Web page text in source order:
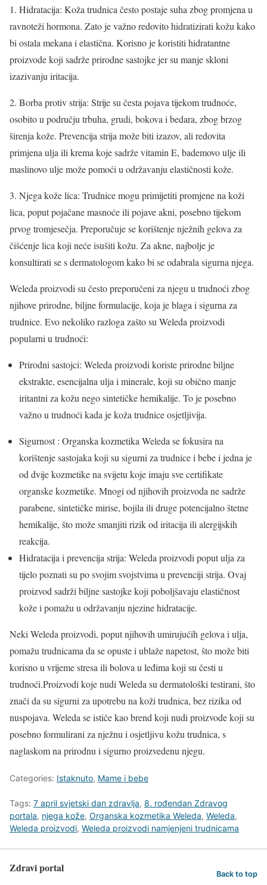
1. Hidratacija: Koža trudnica često postaje suha zbog promjena u
ravnoteži hormona. Zato je važno redovito hidratizirati kožu kako
bi ostala mekana i elastična. Korisno je koristiti hidratantne
proizvode koji sadrže prirodne sastojke jer su manje skloni
izazivanju iritacija.
2. Borba protiv strija: Strije su česta pojava tijekom trudnoće,
osobito u području trbuha, grudi, bokova i bedara, zbog brzog
širenja kože. Prevencija strija može biti izazov, ali redovita
primjena ulja ili krema koje sadrže vitamin E, bademovo ulje ili
maslinovo ulje može pomoći u održavanju elastičnosti kože.
3. Njega kože lica: Trudnice mogu primijetiti promjene na koži
lica, poput pojačane masnoće ili pojave akni, posebno tijekom
prvog tromjesečja. Preporučuje se korištenje nježnih gelova za
čišćenje lica koji neće isušiti kožu. Za akne, najbolje je
konsultirati se s dermatologom kako bi se odabrala sigurna njega.
Weleda proizvodi su često preporučeni za njegu u trudnoći zbog
njihove prirodne, biljne formulacije, koja je blaga i sigurna za
trudnice. Evo nekoliko razloga zašto su Weleda proizvodi
popularni u trudnoći:
Prirodni sastojci: Weleda proizvodi koriste prirodne biljne
ekstrakte, esencijalna ulja i minerale, koji su obično manje
iritantni za kožu nego sintetičke hemikalije. To je posebno
važno u trudnoći kada je koža trudnice osjetljivija.
Sigurnost : Organska kozmetika Weleda se fokusira na
korištenje sastojaka koji su sigurni za trudnice i bebe i jedna je
od dvije kozmetike na svijetu koje imaju sve certifikate
organske kozmetike. Mnogi od njihovih proizvoda ne sadrže
parabene, sintetičke mirise, bojila ili druge potencijalno štetne
hemikalije, što može smanjiti rizik od iritacija ili alergijskih
reakcija.
Hidratacija i prevencija strija: Weleda proizvodi poput ulja za
tijelo poznati su po svojim svojstvima u prevenciji strija. Ovaj
proizvod sadrži biljne sastojke koji poboljšavaju elastičnost
kože i pomažu u održavanju njezine hidratacije.
Neki Weleda proizvodi, poput njihovih umirujućih gelova i ulja,
pomažu trudnicama da se opuste i ublaže napetost, što može biti
korisno u vrijeme stresa ili bolova u leđima koji su česti u
trudnoći.Proizvodi koje nudi Weleda su dermatološki testirani, što
znači da su sigurni za upotrebu na koži trudnica, bez rizika od
nuspojava. Weleda se ističe kao brend koji nudi proizvode koji su
posebno formulirani za nježnu i osjetljivu kožu trudnica, s
naglaskom na prirodnu i sigurno proizvedenu njegu.
Categories: Istaknuto, Mame i bebe
Tags: 7 april svjetski dan zdravlja, 8. rođendan Zdravog
portala, njega kože, Organska kozmetika Weleda, Weleda,
Weleda proizvodi, Weleda proizvodi namjenjeni trudnicama
Zdravi portal Back to top